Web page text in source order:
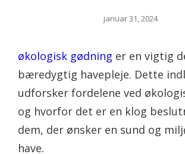
Posted
januar 31, 2024
økologisk gødning er en vigtig
bæredygtig havepleje. Dette
udforsker fordelene ved
og hvorfor det er en klog
dem, der ønsker en sund og
have.